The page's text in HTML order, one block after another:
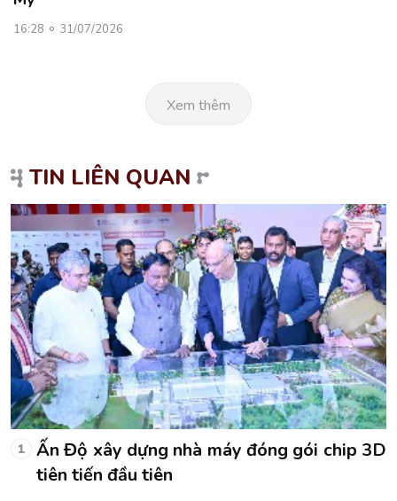
16:28 31/07/2026
Xem thêm
TIN LIÊN QUAN
1
Ấn Độ xây dựng nhà máy đóng gói chip 3D
tiên tiến đầu tiên